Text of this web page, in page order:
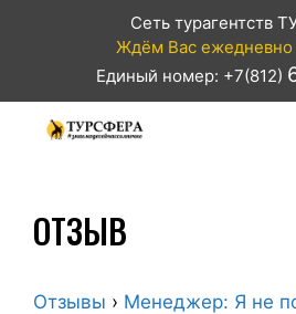
Сеть турагентств
Ждём Вас ежедневно
Единый номер: +7(812)
ОТЗЫВ
Отзывы › Менеджер: Я не